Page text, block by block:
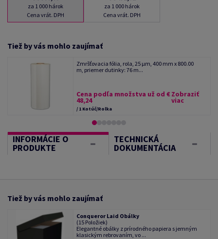
za 1 000 hárok
Cena vrát. DPH
za 1 000 hárok
Cena vrát. DPH
Tiež by vás mohlo zaujímať
Zmršťovacia fólia, rola, 25 µm, 400 mm x 800.00
m, priemer dutinky: 76 m...
Cena podľa množstva už od €
48,24
/ 1 Kotúč/Rolka
Zobraziť
viac
INFORMÁCIE O
PRODUKTE
TECHNICKÁ
DOKUMENTÁCIA
Tiež by vás mohlo zaujímať
Conqueror Laid Obálky
(15 Položiek)
Elegantné obálky z prírodného papiera s jemným
klasickým rebrovaním, vo ...